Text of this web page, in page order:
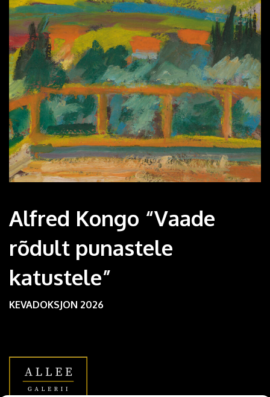
Alfred Kongo “Vaade
rõdult punastele
katustele”
KEVADOKSJON 2026